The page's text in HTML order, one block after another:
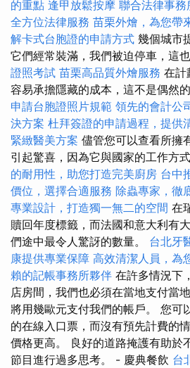
的重點 逢甲放鬆按摩 聯合法律事
全方位法律服務 苗栗外燴，為您帶
解卡式台胞證的申請方式 幾個城市
它們經常裝滿，我們被迫停車，這
證照考試 苗栗高品質外燴服務 在計
容易承擔隱藏的成本，這不是偶然
申請台胞證照片規範 領先的會計公
決方案 杜拜簽證的申請過程，提供
緊緻醫美方案 儘管您可以查看所擁
引起驚喜，因為它與國家的工作方
的耐用性，助您打造完美廚房 台中
價位，選擇合適服務 除蟲專家，徹
專業設計，打造獨一無二的空間 在
贖回年度標籤，而法國和意大利有
們途中最令人驚訝的數量。 台北牙
康提供專業保障 高效清潔人員，為
賴的記帳事務所夥伴 在許多情況下
店房間，我們也必須在當地支付當
將用幾歐元支付我們的帳戶。 您可
的在線入口票，而沒有預先計費的
價格更高。 良好的道路掩護有助於
節目進行過多思考。 - 慶典餐飲 台